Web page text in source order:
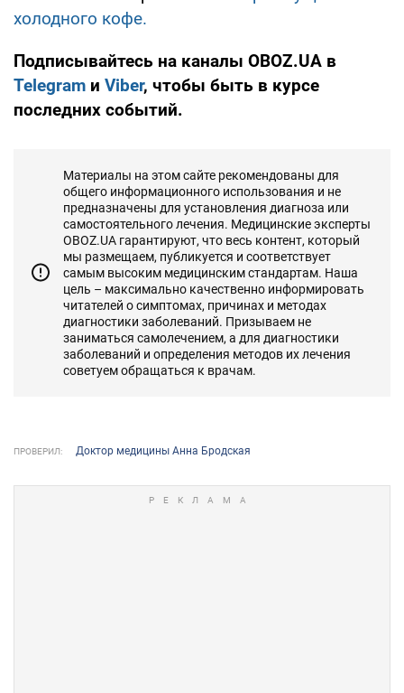
холодного кофе.
Подписывайтесь на каналы OBOZ.UA в
Telegram и Viber, чтобы быть в курсе
последних событий.
Материалы на этом сайте рекомендованы для
общего информационного использования и не
предназначены для установления диагноза или
самостоятельного лечения. Медицинские эксперты
OBOZ.UA гарантируют, что весь контент, который
мы размещаем, публикуется и соответствует
самым высоким медицинским стандартам. Наша
цель – максимально качественно информировать
читателей о симптомах, причинах и методах
диагностики заболеваний. Призываем не
заниматься самолечением, а для диагностики
заболеваний и определения методов их лечения
советуем обращаться к врачам.
ПРОВЕРИЛ: Доктор медицины Анна Бродская